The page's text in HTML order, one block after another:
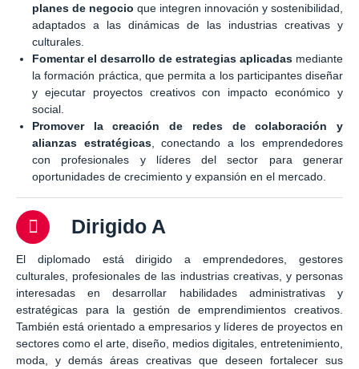
planes de negocio que integren innovación y sostenibilidad,
adaptados a las dinámicas de las industrias creativas y
culturales.
Fomentar el desarrollo de estrategias aplicadas mediante
la formación práctica, que permita a los participantes diseñar
y ejecutar proyectos creativos con impacto económico y
social.
Promover la creación de redes de colaboración y
alianzas estratégicas, conectando a los emprendedores
con profesionales y líderes del sector para generar
oportunidades de crecimiento y expansión en el mercado.
Dirigido A
El diplomado está dirigido a emprendedores, gestores
culturales, profesionales de las industrias creativas, y personas
interesadas en desarrollar habilidades administrativas y
estratégicas para la gestión de emprendimientos creativos.
También está orientado a empresarios y líderes de proyectos en
sectores como el arte, diseño, medios digitales, entretenimiento,
moda, y demás áreas creativas que deseen fortalecer sus